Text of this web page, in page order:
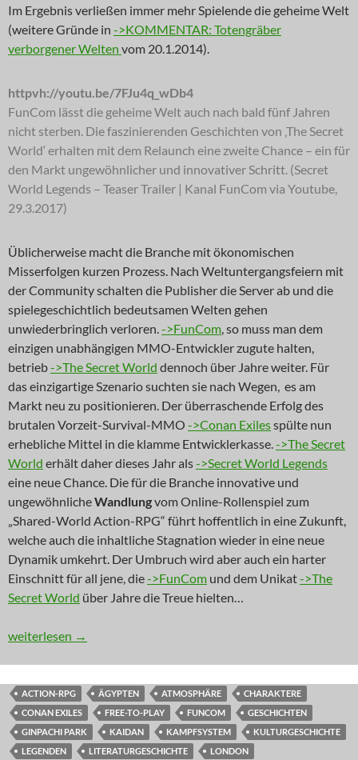
Im Ergebnis verließen immer mehr Spielende die geheime Welt
(weitere Gründe in ->KOMMENTAR: Totengräber
verborgener Welten vom 20.1.2014).
httpvh://youtu.be/7FJu4q_wDb4
FunCom lässt die geheime Welt auch nach bald fünf Jahren
nicht sterben. Die faszinierenden Geschichten von ‚The Secret
World‘ erhalten mit dem Relaunch eine zweite Chance – ein für
den Markt ungewöhnlicher und innovativer Schritt. (Secret
World Legends – Teaser Trailer | Kanal FunCom via Youtube,
29.3.2017)
Üblicherweise macht die Branche mit ökonomischen
Misserfolgen kurzen Prozess. Nach Weltuntergangsfeiern mit
der Community schalten die Publisher die Server ab und die
spielegeschichtlich bedeutsamen Welten gehen
unwiederbringlich verloren.->FunCom, so muss man dem
einzigen unabhängigen MMO-Entwickler zugute halten,
betrieb->The Secret World dennoch über Jahre weiter. Für
das einzigartige Szenario suchten sie nach Wegen, es am
Markt neu zu positionieren. Der überraschende Erfolg des
brutalen Vorzeit-Survival-MMO ->Conan Exilesspülte nun
erhebliche Mittel in die klamme Entwicklerkasse.->The Secret
World erhält daher dieses Jahr als->Secret World Legends
eine neue Chance. Die für die Branche innovative und
ungewöhnlicheWandlungvom Online-Rollenspiel zum
„Shared-World Action-RPG“ führt hoffentlich in eine Zukunft,
welche auch die inhaltliche Stagnation wieder in eine neue
Dynamik umkehrt. Der Umbruch wird aber auch ein harter
Einschnitt für all jene, die->FunCom und dem Unikat->The
Secret World über Jahre die Treue hielten…
NEWS: Metamorphosis
weiterlesen →
ACTION-RPG ÄGYPTEN ATMOSPHÄRE
CHARAKTERE
CONAN EXILES
FREE-TO-PLAY FUNCOM
GESCHICHTEN
GINPACHI PARK
KAIDAN KAMPFSYSTEM
KULTURGESCHICHTE
LEGENDEN
LITERATURGESCHICHTE LONDON